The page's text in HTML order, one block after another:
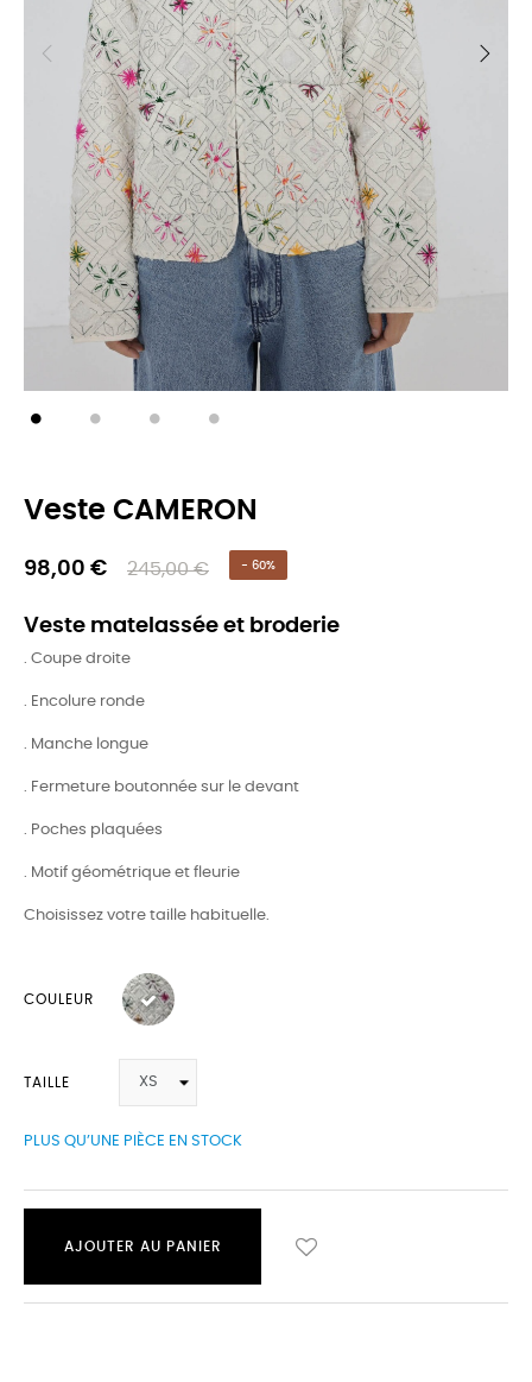
Veste CAMERON
98,00 € 245,00 € - 60%
Veste matelassée et broderie
. Coupe droite
. Encolure ronde
. Manche longue
. Fermeture boutonnée sur le devant
. Poches plaquées
. Motif géométrique et fleurie
Choisissez votre taille habituelle.
COULEUR
TAILLE
PLUS QU’UNE PIÈCE EN STOCK
AJOUTER AU PANIER